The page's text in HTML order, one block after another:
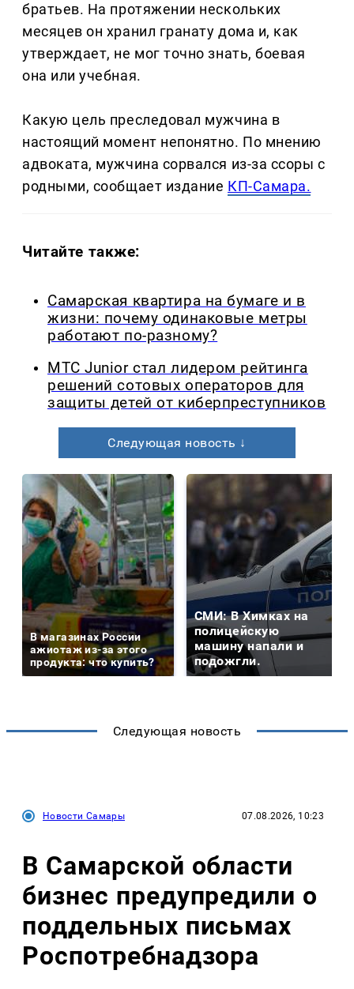
братьев. На протяжении нескольких
месяцев он хранил гранату дома и, как
утверждает, не мог точно знать, боевая
она или учебная.
Какую цель преследовал мужчина в
настоящий момент непонятно. По мнению
адвоката, мужчина сорвался из-за ссоры с
родными, сообщает издание КП-Самара.
Читайте также:
Самарская квартира на бумаге и в
жизни: почему одинаковые метры
работают по-разному?
МТС Junior стал лидером рейтинга
решений сотовых операторов для
защиты детей от киберпреступников
Следующая новость ↓
В магазинах России
ажиотаж из-за этого
продукта: что купить?
СМИ: В Химках на
полицейскую
машину напали и
подожгли.
Следующая новость
Новости Самары 07.08.2026, 10:23
В Самарской области
бизнес предупредили о
поддельных письмах
Роспотребнадзора